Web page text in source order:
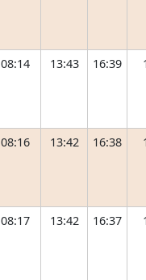
08:14 13:43 16:39
08:16 13:42 16:38
08:17 13:42 16:37